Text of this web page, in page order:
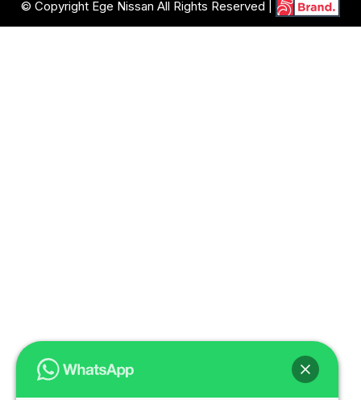
© Copyright Ege Nissan All Rights Reserved |